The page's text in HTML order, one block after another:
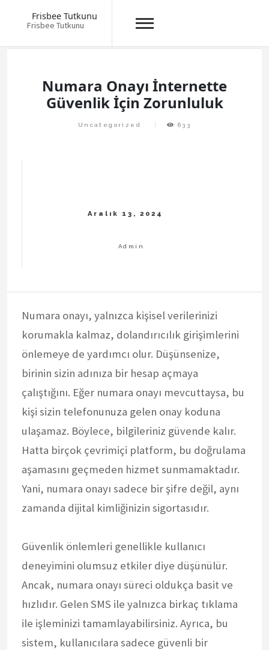
Frisbee Tutkunu
Frisbee Tutkunu
Numara Onayı İnternette
Güvenlik İçin Zorunluluk
Uncategorized 633
Numara onayı, yalnızca kişisel verilerinizi
korumakla kalmaz, dolandırıcılık girişimlerini
önlemeye de yardımcı olur. Düşünsenize,
birinin sizin adınıza bir hesap açmaya
çalıştığını. Eğer numara onayı mevcuttaysa, bu
kişi sizin telefonunuza gelen onay koduna
ulaşamaz. Böylece, bilgileriniz güvende kalır.
Hatta birçok çevrimiçi platform, bu doğrulama
aşamasını geçmeden hizmet sunmamaktadır.
Yani, numara onayı sadece bir şifre değil, aynı
zamanda dijital kimliğinizin sigortasıdır.
Güvenlik önlemleri genellikle kullanıcı
deneyimini olumsuz etkiler diye düşünülür.
Ancak, numara onayı süreci oldukça basit ve
hızlıdır. Gelen SMS ile yalnızca birkaç tıklama
ile işleminizi tamamlayabilirsiniz. Ayrıca, bu
sistem, kullanıcılara sadece güvenli bir